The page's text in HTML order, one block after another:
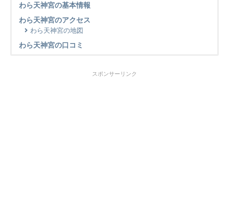
わら天神宮の基本情報
わら天神宮のアクセス
わら天神宮の地図
わら天神宮の口コミ
スポンサーリンク